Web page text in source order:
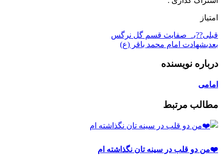
امتیاز
قبلی??بہ صفایٺ قسم گل نرگس
بعدیشهادت امام محمد باقر (ع)
درباره نویسنده
امامی
مطالب مرتبط
❤️من دو قلب در سینه تان نگذاشته ام